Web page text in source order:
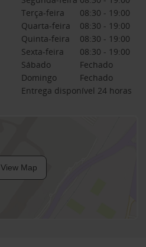
Terça-feira
08:30 - 19:00
Quarta-feira
08:30 - 19:00
Quinta-feira
08:30 - 19:00
Sexta-feira
08:30 - 19:00
Sábado
Fechado
Domingo
Fechado
Entrega disponível 24 horas
View Map